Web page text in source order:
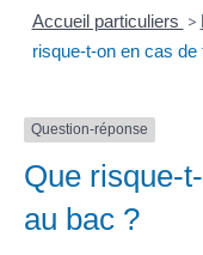
Accueil particuliers >
risque-t-on en cas de
Question-réponse
Que risque-
au bac ?